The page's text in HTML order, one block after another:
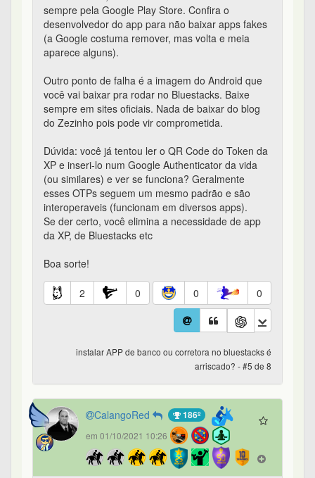
sempre pela Google Play Store. Confira o
desenvolvedor do app para não baixar apps fakes
(a Google costuma remover, mas volta e meia
aparece alguns).
Outro ponto de falha é a imagem do Android que
você vai baixar pra rodar no Bluestacks. Baixe
sempre em sites oficiais. Nada de baixar do blog
do Zezinho pois pode vir comprometida.
Dúvida: você já tentou ler o QR Code do Token da
XP e inseri-lo num Google Authenticator da vida
(ou similares) e ver se funciona? Geralmente
esses OTPs seguem um mesmo padrão e são
interoperaveis (funcionam em diversos apps).
Se der certo, você elimina a necessidade de app
da XP, de Bluestacks etc
Boa sorte!
2 0 0 0
instalar APP de banco ou corretora no bluestacks é
arriscado? - #5 de 8
CalangoRed 186º
em 01/10/2021 10:26